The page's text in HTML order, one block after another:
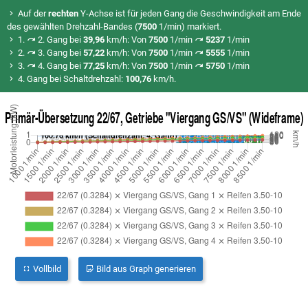
Auf derrechten Y-Achse ist für jeden Gang die Geschwindigkeit am Ende
des gewählten Drehzahl-Bandes (7500 1/min) markiert.
1.
2. Gang bei 39,96 km/h: Von 7500 1/min 5237 1/min
2.
3. Gang bei 57,22 km/h: Von 7500 1/min 5555 1/min
3.
4. Gang bei 77,25 km/h: Von 7500 1/min 5750 1/min
4. Gang bei Schaltdrehzahl: 100,76 km/h.
Vollbild Bild aus Graph generieren